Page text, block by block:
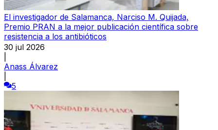
El investigador de Salamanca, Narciso M. Quijada,
Premio PRAN a la mejor publicación científica sobre
resistencia a los antibióticos
30 jul 2026
Anass Álvarez
5